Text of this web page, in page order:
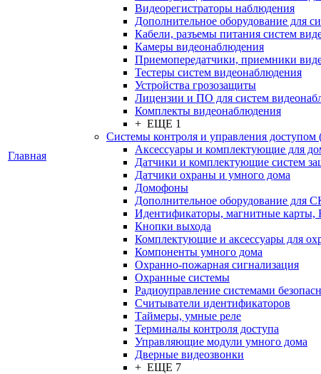
Главная
Видеорегистраторы наблюдения
Дополнительное оборудование для
Кабели, разъемы питания систем
Камеры видеонаблюдения
Приемопередатчики, приемники
Тестеры систем видеонаблюдения
Устройства грозозащиты
Лицензии и ПО для систем
Комплекты видеонаблюдения
+ ЕЩЕ 1
Системы контроля и управления
Аксессуары и комплектующие для
Датчики и комплектующие систем
Датчики охраны и умного дома
Домофоны
Дополнительное оборудование для
Идентификаторы, магнитные карты,
Кнопки выхода
Комплектующие и аксессуары для
Компоненты умного дома
Охранно-пожарная сигнализация
Охранные системы
Радиоуправление системами
Считыватели идентификаторов
Таймеры, умные реле
Терминалы контроля доступа
Управляющие модули умного дома
Дверные видеозвонки
+ ЕЩЕ 7